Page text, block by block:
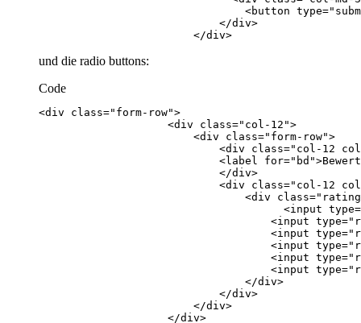
                        </div>
und die radio buttons:
Code